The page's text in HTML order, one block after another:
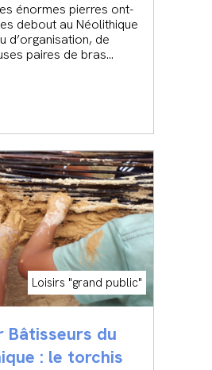
énormes pierres ont-
debout au Néolithique
d’organisation, de
paires de bras…
Loisirs "grand public"
Bâtisseurs du
: le torchis